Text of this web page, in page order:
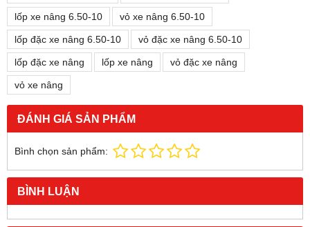
lốp xe nâng 6.50-10 vỏ xe nâng 6.50-10
lốp đặc xe nâng 6.50-10 vỏ đặc xe nâng 6.50-10
lốp đặc xe nâng lốp xe nâng vỏ đặc xe nâng
vỏ xe nâng
ĐÁNH GIÁ SẢN PHẨM
Bình chọn sản phẩm:
BÌNH LUẬN